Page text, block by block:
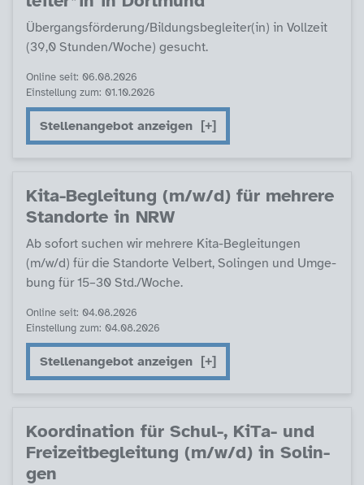
Über­gangs­för­de­rung/Bil­dungs­be­g­lei­ter(in) in Voll­zeit
(39,0 Stun­­den/Wo­che) ge­sucht.
Online seit: 06.08.2026
Einstellung zum: 01.10.2026
Stellenangebot anzeigen
Ki­ta-Be­g­lei­tung (m/w/d) für meh­re­re
Stand­or­te in NRW
Ab so­fort su­chen wir meh­re­re Ki­ta-Be­g­lei­tun­gen
(m/w/d) für die Stand­or­te Vel­bert, So­lin­gen und Um­ge­
bung für 15–30 Std./Wo­che.
Online seit: 04.08.2026
Einstellung zum: 04.08.2026
Stellenangebot anzeigen
Ko­or­di­na­ti­on für Schul-, Ki­Ta- und
Frei­zeit­be­g­lei­tung (m/w/d) in So­lin­
gen